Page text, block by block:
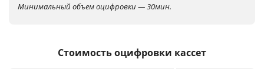
Минимальный объем оцифровки — 30мин.
Стоимость оцифровки кассет